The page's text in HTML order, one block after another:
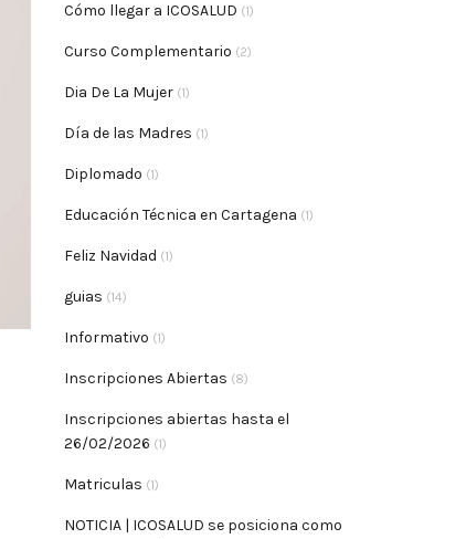
Cómo llegar a ICOSALUD (1)
Curso Complementario (2)
Dia De La Mujer(1)
Día de las Madres (1)
Diplomado (1)
Educación Técnica en Cartagena (1)
Feliz Navidad (1)
guias (14)
Informativo (1)
Inscripciones Abiertas (8)
Inscripciones abiertas hasta el
26/02/2026 (1)
Matriculas (1)
NOTICIA | ICOSALUD se posiciona como